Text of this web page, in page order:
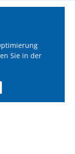
Sie in der